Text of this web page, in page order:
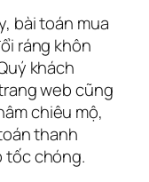
bài toán mua
ráng khôn
khách
web cũng
chiêu mộ,
thanh
tốc chóng.